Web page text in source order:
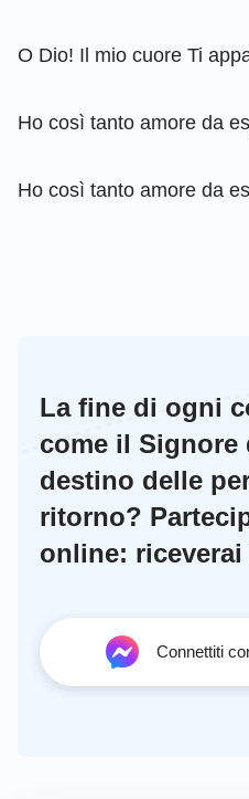
O Dio! Il mio cuore Ti
Ho così tanto amore da
Ho così tanto amore da
La fine di ogni
come il Signore
destino delle
ritorno?
online:
Connettiti